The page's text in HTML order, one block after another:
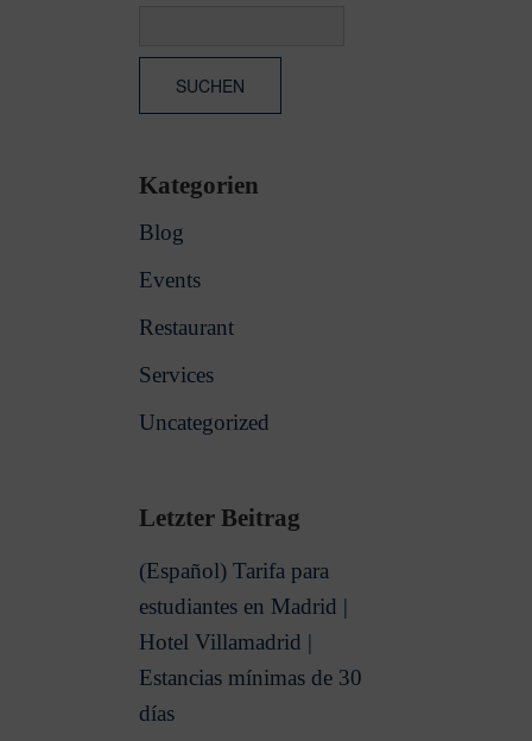
Kategorien
Blog
Events
Restaurant
Services
Uncategorized
Letzter Beitrag
(Español) Tarifa para
estudiantes en Madrid |
Hotel Villamadrid |
Estancias mínimas de 30
días